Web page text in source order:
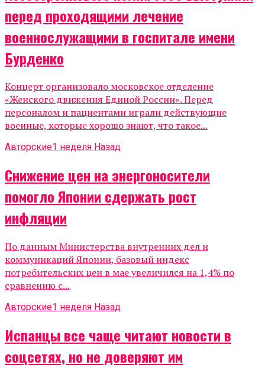
перед проходящими лечение
военнослужащими в госпитале имени
Бурденко
Концерт организовало московское отделение
«Женского движения Единой России». Перед
персоналом и пациентами играли действующие
военные, которые хорошо знают, что такое...
Авторские1 неделя Назад
Снижение цен на энергоносители
помогло Японии сдержать рост
инфляции
По данным Министерства внутренних дел и
коммуникаций Японии, базовый индекс
потребительских цен в мае увеличился на 1,4% по
сравнению с...
Авторские1 неделя Назад
Испанцы все чаще читают новости в
соцсетях, но не доверяют им